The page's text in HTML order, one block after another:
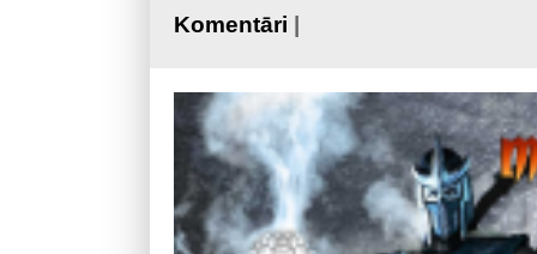
Komentāri |